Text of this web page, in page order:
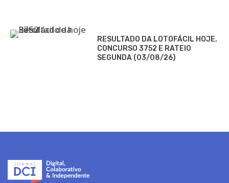
RESULTADO DA LOTOFÁCIL HOJE,
CONCURSO 3752 E RATEIO
SEGUNDA (03/08/26)